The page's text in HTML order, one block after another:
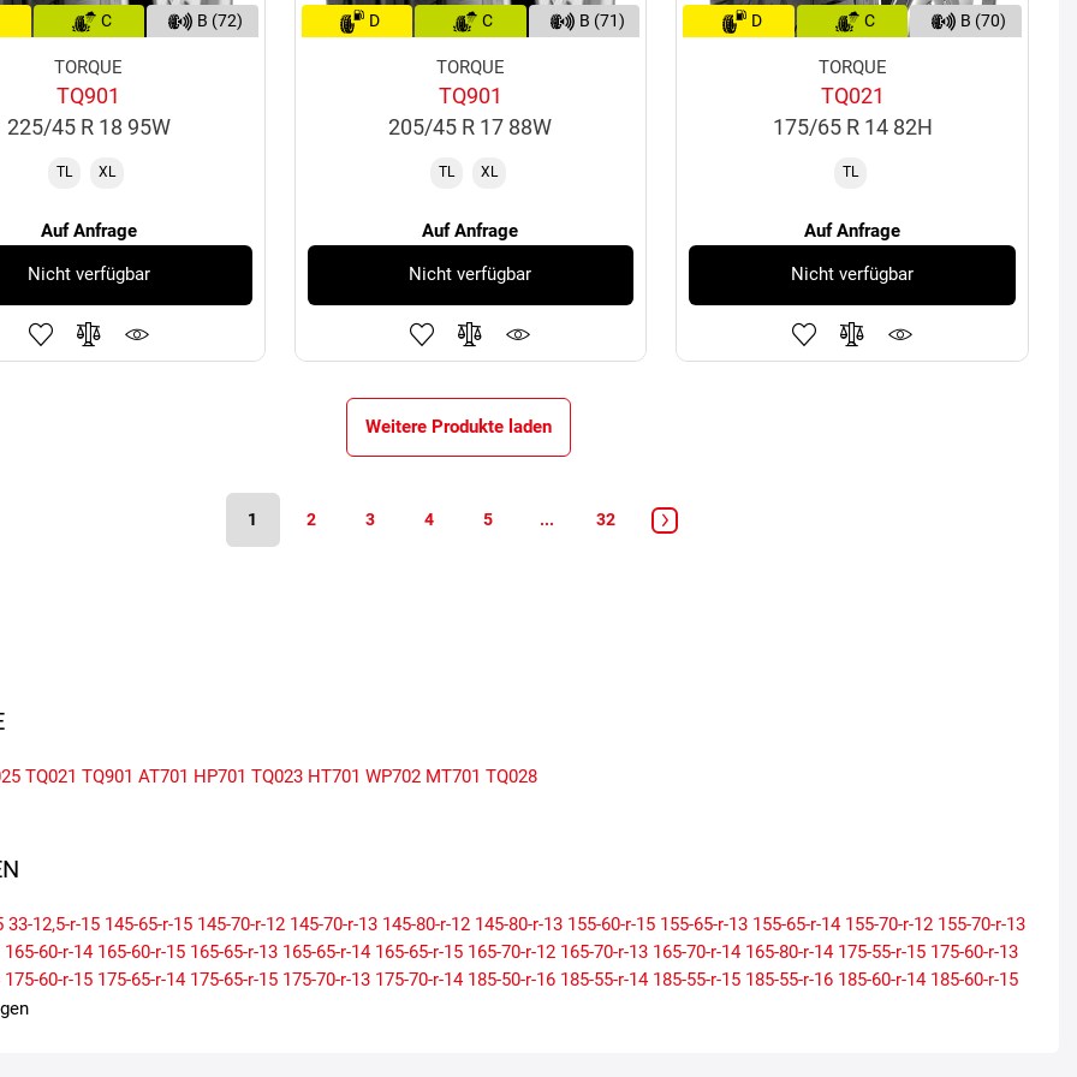
C B (72)
TORQUE
TQ901
225/45 R 18 95W
TL XL
Auf Anfrage
Nicht verfügbar
D C B (71)
TORQUE
TQ901
205/45 R 17 88W
TL XL
Auf Anfrage
Nicht verfügbar
D C B (70)
TORQUE
TQ021
175/65 R 14 82H
TL
Auf Anfrage
Nicht verfügbar
Weitere Produkte laden
1 2 3 4 5 ... 32
TQ021 TQ901 AT701 HP701 TQ023 HT701 WP702 MT701 TQ028
33-12,5-r-15 145-65-r-15 145-70-r-12 145-70-r-13 145-80-r-12 145-80-r-13 155-60-r-15 155-65-r-13 155-65-r-14 155-70-r-12 155-70-r-13
165-60-r-14 165-60-r-15 165-65-r-13 165-65-r-14 165-65-r-15 165-70-r-12 165-70-r-13 165-70-r-14 165-80-r-14 175-55-r-15 175-60-r-13
175-60-r-15 175-65-r-14 175-65-r-15 175-70-r-13 175-70-r-14 185-50-r-16 185-55-r-14 185-55-r-15 185-55-r-16 185-60-r-14 185-60-r-15
185-65-r-15